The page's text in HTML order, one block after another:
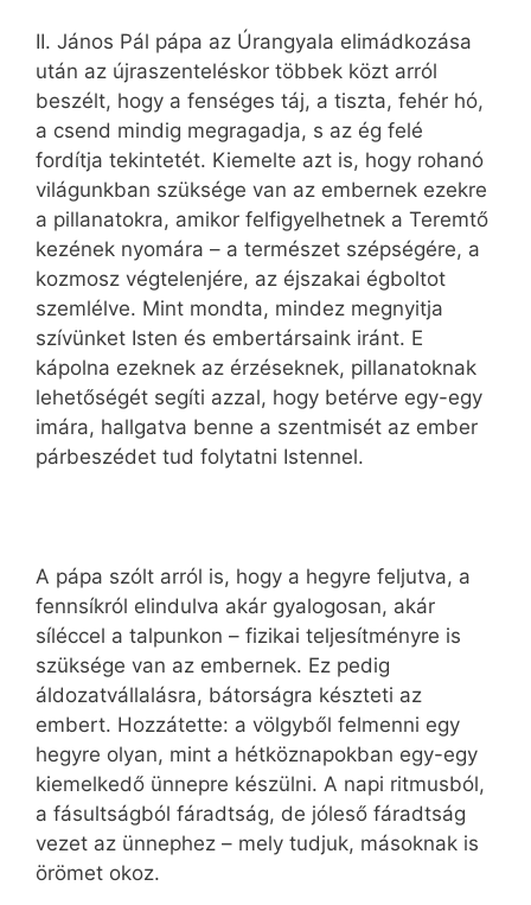
II. János Pál pápa az Úrangyala elimádkozása
után az újraszenteléskor többek közt arról
beszélt, hogy a fenséges táj, a tiszta, fehér hó,
a csend mindig megragadja, s az ég felé
fordítja tekintetét. Kiemelte azt is, hogy rohanó
világunkban szüksége van az embernek ezekre
a pillanatokra, amikor felfigyelhetnek a Teremtő
kezének nyomára – a természet szépségére, a
kozmosz végtelenjére, az éjszakai égboltot
szemlélve. Mint mondta, mindez megnyitja
szívünket Isten és embertársaink iránt. E
kápolna ezeknek az érzéseknek, pillanatoknak
lehetőségét segíti azzal, hogy betérve egy-egy
imára, hallgatva benne a szentmisét az ember
párbeszédet tud folytatni Istennel.
A pápa szólt arról is, hogy a hegyre feljutva, a
fennsíkról elindulva akár gyalogosan, akár
síléccel a talpunkon – fizikai teljesítményre is
szüksége van az embernek. Ez pedig
áldozatvállalásra, bátorságra készteti az
embert. Hozzátette: a völgyből felmenni egy
hegyre olyan, mint a hétköznapokban egy-egy
kiemelkedő ünnepre készülni. A napi ritmusból,
a fásultságból fáradtság, de jóleső fáradtság
vezet az ünnephez – mely tudjuk, másoknak is
örömet okoz.